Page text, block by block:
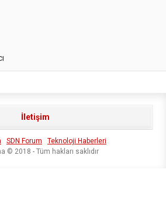
İletişim
SDN Forum
Teknoloji Haberleri
© 2018 - Tüm hakları saklıdır